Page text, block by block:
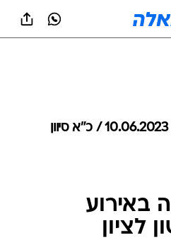
מבזקי חדשות - יום שבת 10.06.2023 / כ״א סיוון
באירוע
לציון